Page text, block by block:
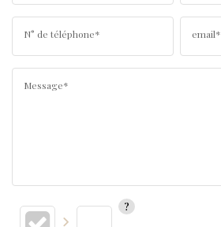
N° de téléphone* email*
Message*